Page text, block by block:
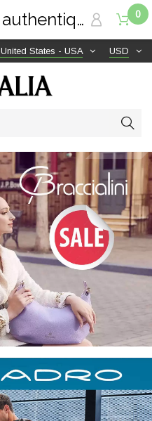
USD
United States - USA
0
Produits italiens authentiques, livraison gratuite dans le monde entier | TutITALIA